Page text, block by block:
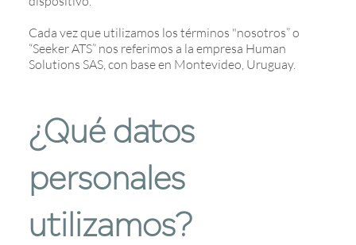
Cada vez que utilizamos los términos "nosotros” o
“Seeker ATS” nos referimos a la empresa Human
Solutions SAS, con base en Montevideo, Uruguay.
¿Qué datos
personales
utilizamos?